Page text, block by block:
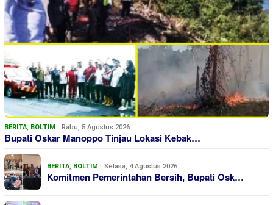
BERITA, BOLTIM Rabu, 5 Agustus 2026
Bupati Oskar Manoppo Tinjau Lokasi Kebak…
BERITA, BOLTIM Selasa, 4 Agustus 2026
Komitmen Pemerintahan Bersih, Bupati Osk…